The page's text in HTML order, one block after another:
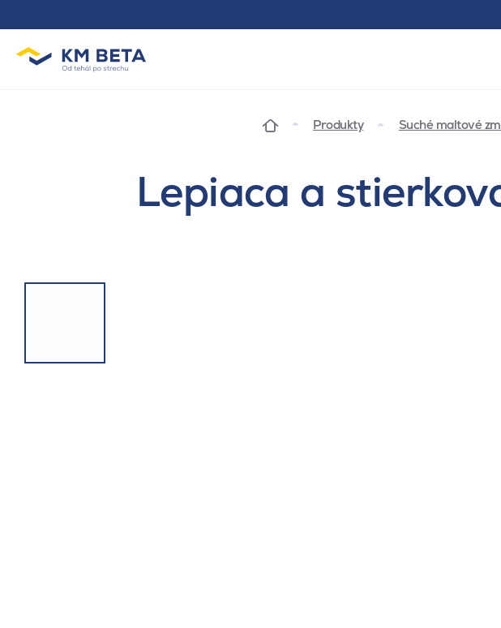
Produkty Suché maltové
Lepiaca a